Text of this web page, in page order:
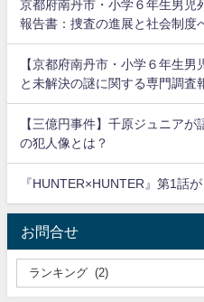
京都府南丹市・小学６年生男児
報告書：捜査の進展と社会制度
【京都府南丹市・小学６年生
と未解決の謎に関する専門調査
【三億円事件】千原ジュニア
の犯人像とは？
『HUNTER×HUNTER』第1話
お問合せ